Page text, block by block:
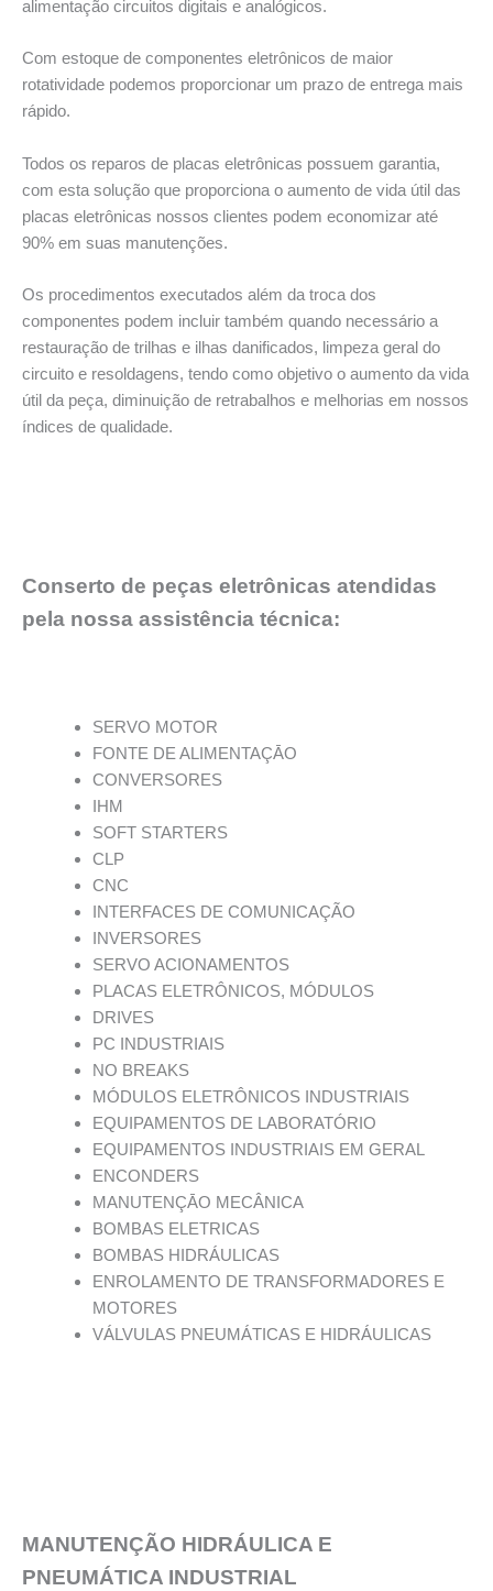
alimentação circuitos digitais e analógicos.
Com estoque de componentes eletrônicos de maior
rotatividade podemos proporcionar um prazo de entrega mais
rápido.
Todos os reparos de placas eletrônicas possuem garantia,
com esta solução que proporciona o aumento de vida útil das
placas eletrônicas nossos clientes podem economizar até
90% em suas manutenções.
Os procedimentos executados além da troca dos
componentes podem incluir também quando necessário a
restauração de trilhas e ilhas danificados, limpeza geral do
circuito e resoldagens, tendo como objetivo o aumento da vida
útil da peça, diminuição de retrabalhos e melhorias em nossos
índices de qualidade.
Conserto de peças eletrônicas atendidas
pela nossa assistência técnica:
SERVO MOTOR
FONTE DE ALIMENTAÇĀO
CONVERSORES
IHM
SOFT STARTERS
CLP
CNC
INTERFACES DE COMUNICAÇÃO
INVERSORES
SERVO ACIONAMENTOS
PLACAS ELETRÔNICOS, MÓDULOS
DRIVES
PC INDUSTRIAIS
NO BREAKS
MÓDULOS ELETRÔNICOS INDUSTRIAIS
EQUIPAMENTOS DE LABORATÓRIO
EQUIPAMENTOS INDUSTRIAIS EM GERAL
ENCONDERS
MANUTENÇĀO MECÂNICA
BOMBAS ELETRICAS
BOMBAS HIDRÁULICAS
ENROLAMENTO DE TRANSFORMADORES E
MOTORES
VÁLVULAS PNEUMÁTICAS E HIDRÁULICAS
MANUTENÇÃO HIDRÁULICA E
PNEUMÁTICA INDUSTRIAL